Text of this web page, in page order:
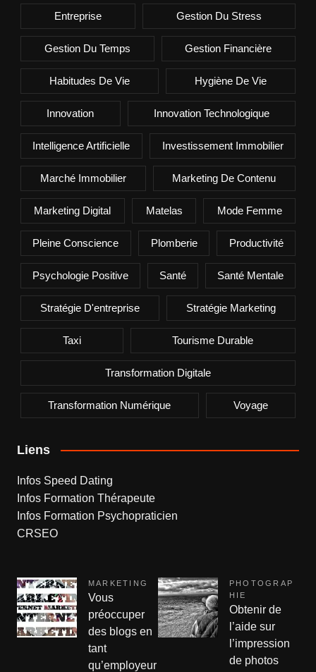
Entreprise Gestion Du Stress
Gestion Du Temps Gestion Financière
Habitudes De Vie Hygiène De Vie
Innovation Innovation Technologique
Intelligence Artificielle Investissement Immobilier
Marché Immobilier Marketing De Contenu
Marketing Digital Matelas Mode Femme
Pleine Conscience Plomberie Productivité
Psychologie Positive Santé Santé Mentale
Stratégie D'entreprise Stratégie Marketing
Taxi Tourisme Durable
Transformation Digitale
Transformation Numérique Voyage
Liens
Infos Speed Dating
Infos Formation Thérapeute
Infos Formation Psychopraticien
CRSEO
MARKETING
Vous
préoccuper
des blogs en
tant
qu’employeur
PHOTOGRAP
HIE
Obtenir de
l’aide sur
l’impression
de photos